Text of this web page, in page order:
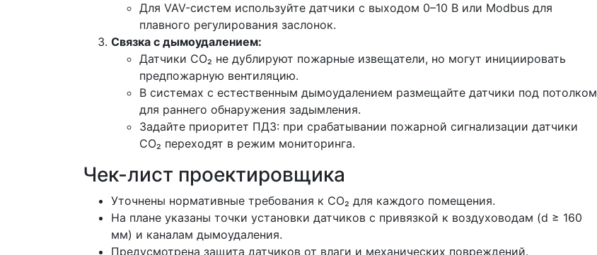
Для VAV-систем используйте датчики с выходом 0–10 В или Modbus для
плавного регулирования заслонок.
Связка с дымоудалением:
Датчики CO₂ не дублируют пожарные извещатели, но могут инициировать
предпожарную вентиляцию.
В системах с естественным дымоудалением размещайте датчики под потолком
для раннего обнаружения задымления.
Задайте приоритет ПДЗ: при срабатывании пожарной сигнализации датчики
CO₂ переходят в режим мониторинга.
Чек-лист проектировщика
Уточнены нормативные требования к CO₂ для каждого помещения.
На плане указаны точки установки датчиков с привязкой к воздуховодам (d ≥ 160
мм) и каналам дымоудаления.
Предусмотрена защита датчиков от влаги и механических повреждений.